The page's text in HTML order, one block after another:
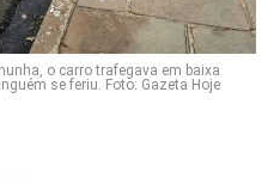
o carro trafegava em baixa
se feriu. Foto: Gazeta Hoje